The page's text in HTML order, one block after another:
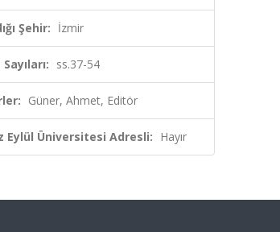
Şehir: İzmir
ss.37-54
Güner, Ahmet, Editör
Eylül Üniversitesi Adresli: Hayır